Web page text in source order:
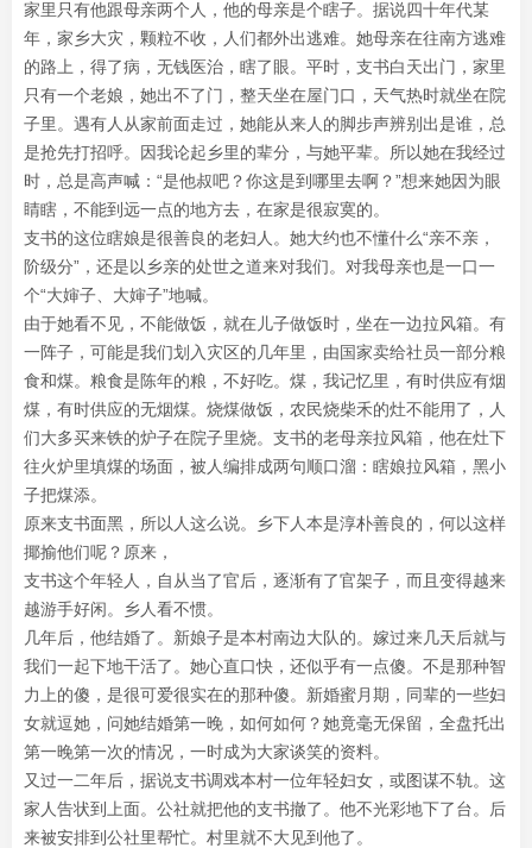
家里只有他跟母亲两个人，他的母亲是个瞎子。据说四十年代某
年，家乡大灾，颗粒不收，人们都外出逃难。她母亲在往南方逃难
的路上，得了病，无钱医治，瞎了眼。平时，支书白天出门，家里
只有一个老娘，她出不了门，整天坐在屋门口，天气热时就坐在院
子里。遇有人从家前面走过，她能从来人的脚步声辨别出是谁，总
是抢先打招呼。因我论起乡里的辈分，与她平辈。所以她在我经过
时，总是高声喊：“是他叔吧？你这是到哪里去啊？”想来她因为眼
睛瞎，不能到远一点的地方去，在家是很寂寞的。
支书的这位瞎娘是很善良的老妇人。她大约也不懂什么“亲不亲，
阶级分”，还是以乡亲的处世之道来对我们。对我母亲也是一口一
个“大婶子、大婶子”地喊。
由于她看不见，不能做饭，就在儿子做饭时，坐在一边拉风箱。有
一阵子，可能是我们划入灾区的几年里，由国家卖给社员一部分粮
食和煤。粮食是陈年的粮，不好吃。煤，我记忆里，有时供应有烟
煤，有时供应的无烟煤。烧煤做饭，农民烧柴禾的灶不能用了，人
们大多买来铁的炉子在院子里烧。支书的老母亲拉风箱，他在灶下
往火炉里填煤的场面，被人编排成两句顺口溜：瞎娘拉风箱，黑小
子把煤添。
原来支书面黑，所以人这么说。乡下人本是淳朴善良的，何以这样
揶揄他们呢？原来，
支书这个年轻人，自从当了官后，逐渐有了官架子，而且变得越来
越游手好闲。乡人看不惯。
几年后，他结婚了。新娘子是本村南边大队的。嫁过来几天后就与
我们一起下地干活了。她心直口快，还似乎有一点傻。不是那种智
力上的傻，是很可爱很实在的那种傻。新婚蜜月期，同辈的一些妇
女就逗她，问她结婚第一晚，如何如何？她竟毫无保留，全盘托出
第一晚第一次的情况，一时成为大家谈笑的资料。
又过一二年后，据说支书调戏本村一位年轻妇女，或图谋不轨。这
家人告状到上面。公社就把他的支书撤了。他不光彩地下了台。后
来被安排到公社里帮忙。村里就不大见到他了。